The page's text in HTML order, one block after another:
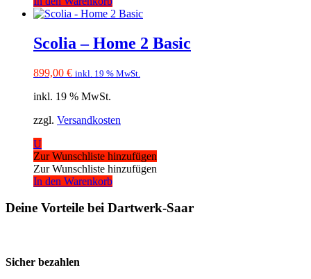
Scolia – Home 2 Basic
899,00 € inkl. 19 % MwSt.
inkl. 19 % MwSt.
zzgl. Versandkosten
U
Zur Wunschliste hinzufügen
Zur Wunschliste hinzufügen
In den Warenkorb
Deine Vorteile bei Dartwerk-Saar
Sicher bezahlen